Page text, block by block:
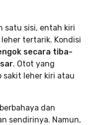
satu sisi, entah kiri
tertarik. Kondisi
secara tiba-
. Otot yang
leher kiri atau
dan
sendirinya. Namun,